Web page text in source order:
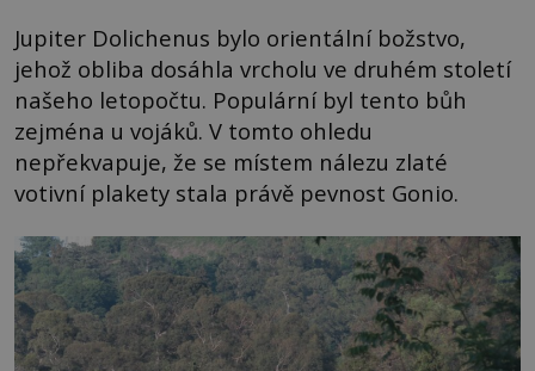
Jupiter Dolichenus bylo orientální božstvo,
jehož obliba dosáhla vrcholu ve druhém století
našeho letopočtu. Populární byl tento bůh
zejména u vojáků. V tomto ohledu
nepřekvapuje, že se místem nálezu zlaté
votivní plakety stala právě pevnost Gonio.